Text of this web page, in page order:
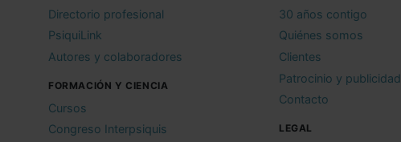
Directorio profesional
PsiquiLink
Autores y colaboradores
FORMACIÓN Y CIENCIA
Cursos
Congreso Interpsiquis
30 años contigo
Quiénes somos
Clientes
Patrocinio y publicidad
Contacto
LEGAL